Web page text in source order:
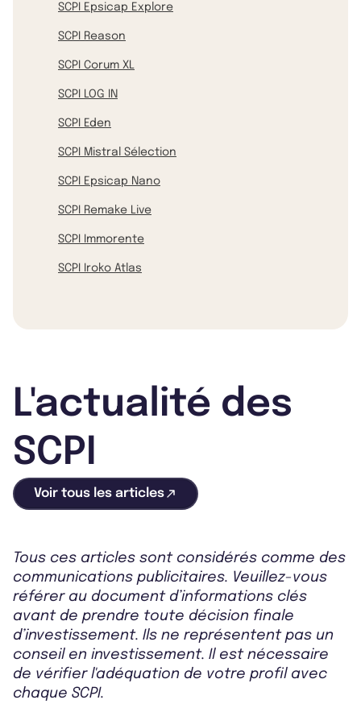
SCPI Epsicap Explore
SCPI Reason
SCPI Corum XL
SCPI LOG IN
SCPI Eden
SCPI Mistral Sélection
SCPI Epsicap Nano
SCPI Remake Live
SCPI Immorente
SCPI Iroko Atlas
L'actualité des
SCPI
Voir tous les articles
Tous ces articles sont considérés comme des
communications publicitaires. Veuillez-vous
référer au document d’informations clés
avant de prendre toute décision finale
d’investissement. Ils ne représentent pas un
conseil en investissement. Il est nécessaire
de vérifier l'adéquation de votre profil avec
chaque SCPI.